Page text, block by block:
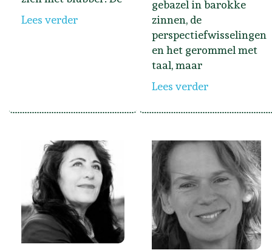
Lees verder
gebazel in barokke
zinnen, de
perspectiefwisselingen
en het gerommel met
taal, maar
Lees verder